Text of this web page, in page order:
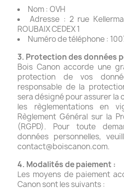
Nom : OVH
Adresse : 2 rue
ROUBAIX CEDEX 1
Numéro de téléphone :
3. Protection des données
Bois Canon accorde une
protection de vos
responsable de la
sera désigné pour assurer la
les règlementations en
Règlement Général sur la
(RGPD). Pour toute
données personnelles,
contact@boiscanon.com.
4. Modalités de paiement :
Les moyens de paiement
Canon sont les suivants :